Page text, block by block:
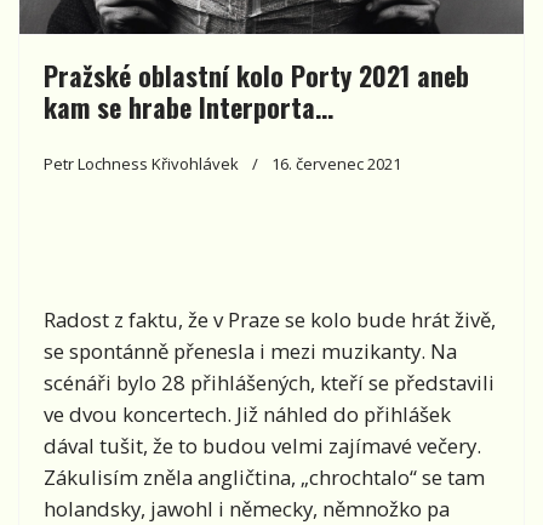
Pražské oblastní kolo Porty 2021 aneb
kam se hrabe Interporta…
Petr Lochness Křivohlávek 16. červenec 2021
Radost z faktu, že v Praze se kolo bude hrát živě,
se spontánně přenesla i mezi muzikanty. Na
scénáři bylo 28 přihlášených, kteří se představili
ve dvou koncertech. Již náhled do přihlášek
dával tušit, že to budou velmi zajímavé večery.
Zákulisím zněla angličtina, „chrochtalo“ se tam
holandsky, jawohl i německy, němnožko pa